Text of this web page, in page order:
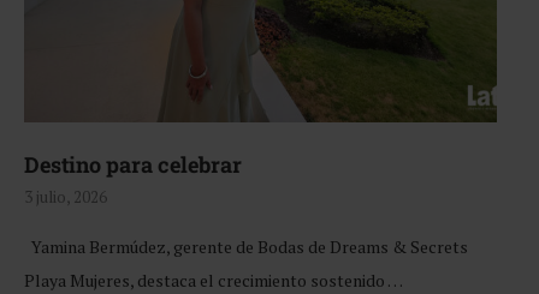
Destino para celebrar
3 julio, 2026
Yamina Bermúdez, gerente de Bodas de Dreams & Secrets
Playa Mujeres, destaca el crecimiento sostenido …